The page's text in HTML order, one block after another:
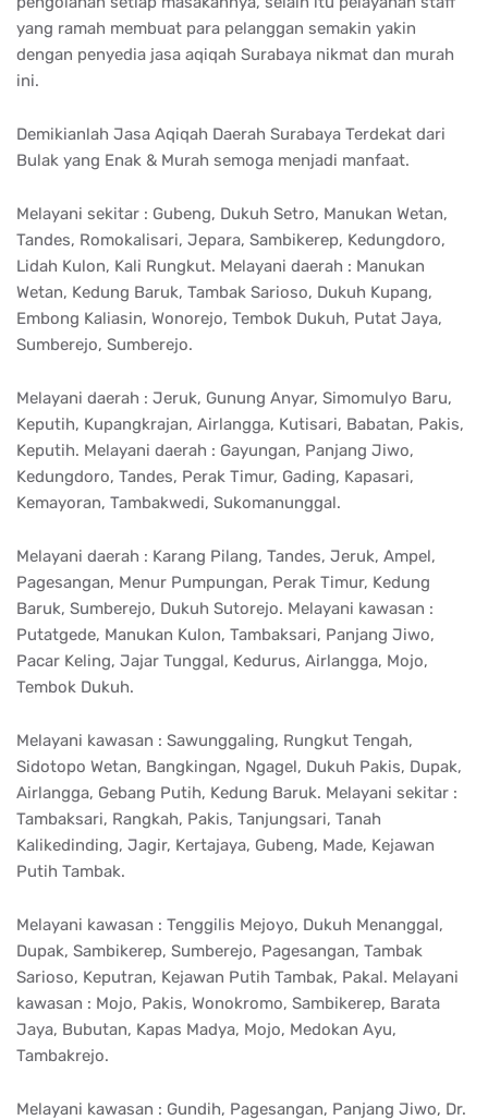
yang ramah membuat para pelanggan semakin yakin
dengan penyedia jasa aqiqah Surabaya nikmat dan murah
ini.
Demikianlah Jasa Aqiqah Daerah Surabaya Terdekat dari
Bulak yang Enak & Murah semoga menjadi manfaat.
Melayani sekitar : Gubeng, Dukuh Setro, Manukan Wetan,
Tandes, Romokalisari, Jepara, Sambikerep, Kedungdoro,
Lidah Kulon, Kali Rungkut. Melayani daerah : Manukan
Wetan, Kedung Baruk, Tambak Sarioso, Dukuh Kupang,
Embong Kaliasin, Wonorejo, Tembok Dukuh, Putat Jaya,
Sumberejo, Sumberejo.
Melayani daerah : Jeruk, Gunung Anyar, Simomulyo Baru,
Keputih, Kupangkrajan, Airlangga, Kutisari, Babatan, Pakis,
Keputih. Melayani daerah : Gayungan, Panjang Jiwo,
Kedungdoro, Tandes, Perak Timur, Gading, Kapasari,
Kemayoran, Tambakwedi, Sukomanunggal.
Melayani daerah : Karang Pilang, Tandes, Jeruk, Ampel,
Pagesangan, Menur Pumpungan, Perak Timur, Kedung
Baruk, Sumberejo, Dukuh Sutorejo. Melayani kawasan :
Putatgede, Manukan Kulon, Tambaksari, Panjang Jiwo,
Pacar Keling, Jajar Tunggal, Kedurus, Airlangga, Mojo,
Tembok Dukuh.
Melayani kawasan : Sawunggaling, Rungkut Tengah,
Sidotopo Wetan, Bangkingan, Ngagel, Dukuh Pakis, Dupak,
Airlangga, Gebang Putih, Kedung Baruk. Melayani sekitar :
Tambaksari, Rangkah, Pakis, Tanjungsari, Tanah
Kalikedinding, Jagir, Kertajaya, Gubeng, Made, Kejawan
Putih Tambak.
Melayani kawasan : Tenggilis Mejoyo, Dukuh Menanggal,
Dupak, Sambikerep, Sumberejo, Pagesangan, Tambak
Sarioso, Keputran, Kejawan Putih Tambak, Pakal. Melayani
kawasan : Mojo, Pakis, Wonokromo, Sambikerep, Barata
Jaya, Bubutan, Kapas Madya, Mojo, Medokan Ayu,
Tambakrejo.
Melayani kawasan : Gundih, Pagesangan, Panjang Jiwo, Dr.